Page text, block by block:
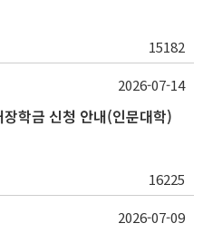
15182
학금 신청 안내(인문대학)
16225
2026-07-14
2026-07-09